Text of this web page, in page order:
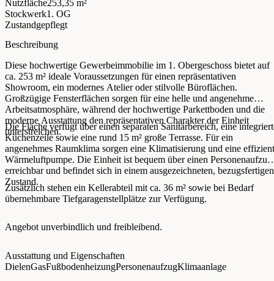
Nutzfläche253,35 m²
Stockwerk1. OG
Zustandgepflegt
Beschreibung
Diese hochwertige Gewerbeimmobilie im 1. Obergeschoss bietet auf
ca. 253 m² ideale Voraussetzungen für einen repräsentativen
Showroom, ein modernes Atelier oder stilvolle Büroflächen.
Großzügige Fensterflächen sorgen für eine helle und angenehme
Arbeitsatmosphäre, während der hochwertige Parkettboden und die
moderne Ausstattung den repräsentativen Charakter der Einheit
unterstreichen.
Die Fläche verfügt über einen separaten Sanitärbereich, eine
Küchenzeile sowie eine rund 15 m² große Terrasse. Für ein
angenehmes Raumklima sorgen eine Klimatisierung und eine
Wärmeluftpumpe. Die Einheit ist bequem über einen Personenaufzug
erreichbar und befindet sich in einem ausgezeichneten, bezugsfertigen
Zustand.
Zusätzlich stehen ein Kellerabteil mit ca. 36 m² sowie bei Bedarf
übernehmbare Tiefgaragenstellplätze zur Verfügung.
Angebot unverbindlich und freibleibend.
Ausstattung und Eigenschaften
DielenGasFußbodenheizungPersonenaufzugKlimaanlage